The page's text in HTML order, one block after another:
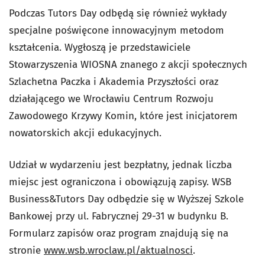
Podczas Tutors Day odbędą się również wykłady
specjalne poświęcone innowacyjnym metodom
kształcenia. Wygłoszą je przedstawiciele
Stowarzyszenia WIOSNA znanego z akcji społecznych
Szlachetna Paczka i Akademia Przyszłości oraz
działającego we Wrocławiu Centrum Rozwoju
Zawodowego Krzywy Komin, które jest inicjatorem
nowatorskich akcji edukacyjnych.
Udział w wydarzeniu jest bezpłatny, jednak liczba
miejsc jest ograniczona i obowiązują zapisy. WSB
Business&Tutors Day odbędzie się w Wyższej Szkole
Bankowej przy ul. Fabrycznej 29-31 w budynku B.
Formularz zapisów oraz program znajdują się na
stronie www.wsb.wroclaw.pl/aktualnosci.